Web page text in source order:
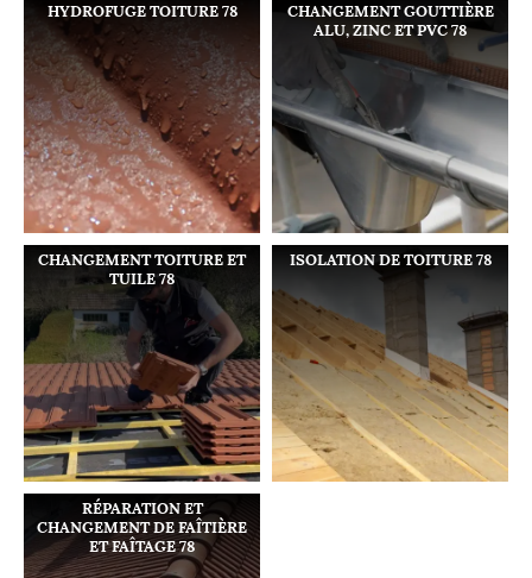
HYDROFUGE TOITURE 78
CHANGEMENT GOUTTIÈRE
ALU, ZINC ET PVC 78
CHANGEMENT TOITURE ET
TUILE 78
ISOLATION DE TOITURE 78
RÉPARATION ET
CHANGEMENT DE FAÎTIÈRE
ET FAÎTAGE 78